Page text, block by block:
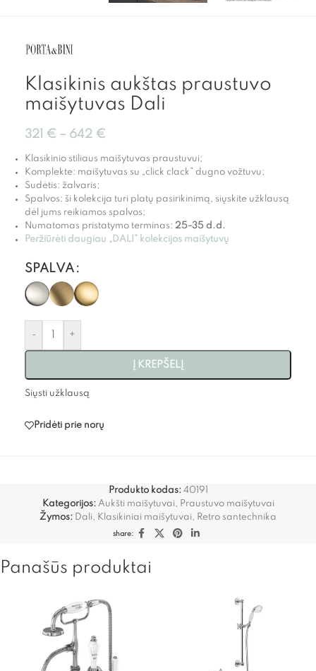
Klasikinis aukštas praustuvo
maišytuvas Dali
321 € – 642 €
Klasikinio stiliaus maišytuvas praustuvui;
Komplekte: maišytuvas su „click clack” dugno vožtuvu;
Sudėtis: žalvaris;
Spalvos: ši kolekcija turi platų pasirikinimą, siųskite užklausą
dėl jums reikiamos spalvos;
Numatomas pristatymo terminas: 25-35 d.d.
Peržiūrėti daugiau „DALI” kolekcijos maišytuvų
SPALVA
- +
Į KREPŠELĮ
Siųsti užklausą
Pridėti prie norų
Produkto kodas: 40191
Kategorijos: Aukšti maišytuvai, Praustuvo maišytuvai
Žymos: Dali, Klasikiniai maišytuvai, Retro santechnika
share:
Panašūs produktai